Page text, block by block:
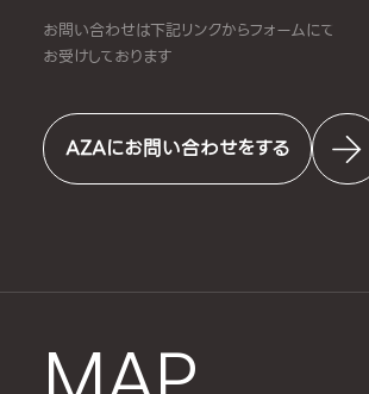
お問い合わせは下記リンクからフォームにて
お受けしております
AZAにお問い合わせをする